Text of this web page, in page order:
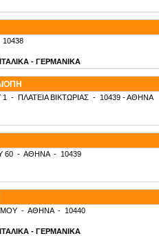
10438
- ΓΕΡΜΑΝΙΚΑ
- ΠΛΑΤΕΙΑ ΒΙΚΤΩΡΙΑΣ - 10439 - ΑΘΗΝΑ
60 - ΑΘΗΝΑ- 10439
- ΑΘΗΝΑ- 10440
- ΓΕΡΜΑΝΙΚΑ